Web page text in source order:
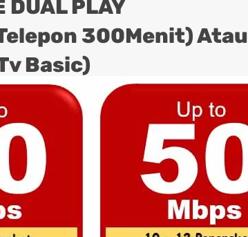
DUAL PLAY
300Menit) Atau
Basic)